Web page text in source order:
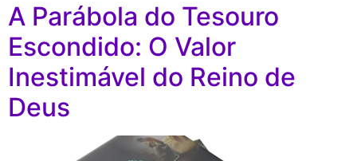
A Parábola do Tesouro
Escondido: O Valor
Inestimável do Reino de
Deus